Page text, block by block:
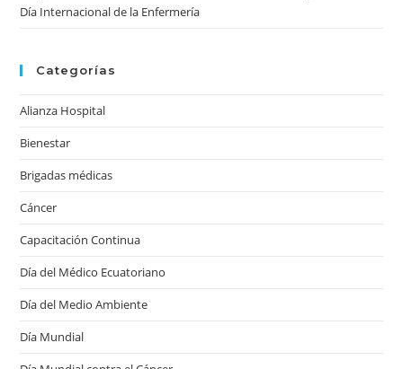
Día Internacional de la Enfermería
Categorías
Alianza Hospital
Bienestar
Brigadas médicas
Cáncer
Capacitación Continua
Día del Médico Ecuatoriano
Día del Medio Ambiente
Día Mundial